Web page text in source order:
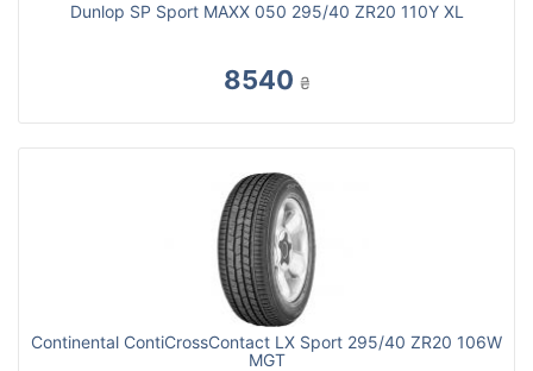
Dunlop SP Sport MAXX 050 295/40 ZR20 110Y XL
8540 ₴
Continental ContiCrossContact LX Sport 295/40 ZR20 106W
MGT